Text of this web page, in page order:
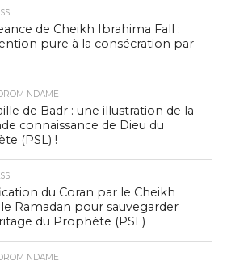
de Cheikh Ibrahima Fall :
pure à la consécration par
NDAME
de Badr : une illustration de la
connaissance de Dieu du
(PSL) !
du Coran par le Cheikh
Ramadan pour sauvegarder
du Prophète (PSL)
NDAME